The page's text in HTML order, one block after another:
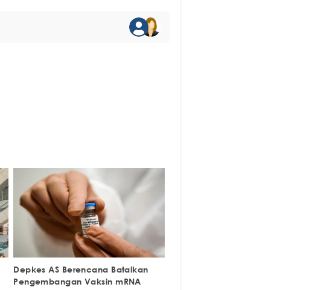
Depkes AS Berencana Batalkan
Pengembangan Vaksin mRNA